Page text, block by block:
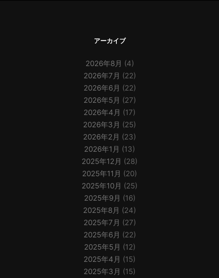
アーカイブ
2026年8月 (4)
2026年7月 (22)
2026年6月 (22)
2026年5月 (27)
2026年4月 (17)
2026年3月 (25)
2026年2月 (23)
2026年1月 (13)
2025年12月 (28)
2025年11月 (20)
2025年10月 (25)
2025年9月 (16)
2025年8月 (24)
2025年7月 (27)
2025年6月 (22)
2025年5月 (12)
2025年4月 (15)
2025年3月 (15)